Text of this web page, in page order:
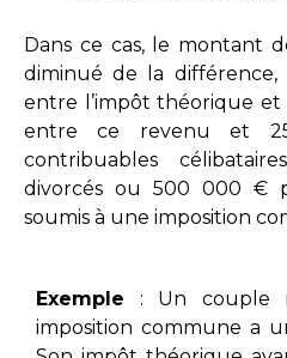
Dans ce cas, le montant
diminué de la différence,
entre l’impôt théorique et
entre ce revenu et
contribuables
divorcés ou 500 000 €
soumis à une imposition
Exemple : Un couple
imposition commune a